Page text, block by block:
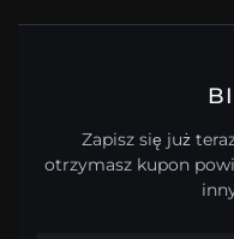
Zapisz się już
otrzymasz kupon